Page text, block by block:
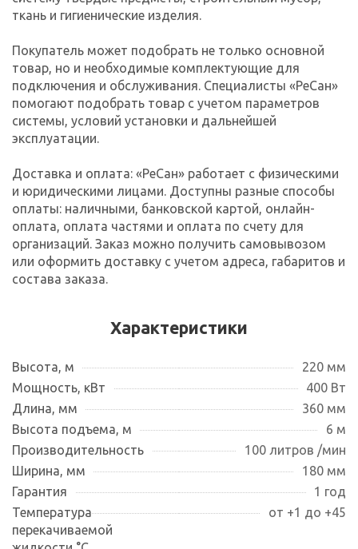
ткань и гигиенические изделия.
Покупатель может подобрать не только основной
товар, но и необходимые комплектующие для
подключения и обслуживания. Специалисты «РеСан»
помогают подобрать товар с учетом параметров
системы, условий установки и дальнейшей
эксплуатации.
Доставка и оплата: «РеСан» работает с физическими
и юридическими лицами. Доступны разные способы
оплаты: наличными, банковской картой, онлайн-
оплата, оплата частями и оплата по счету для
организаций. Заказ можно получить самовывозом
или оформить доставку с учетом адреса, габаритов и
состава заказа.
Характеристики
Высота, м
220 мм
Мощность, кВт
400 Вт
Длина, мм
360 мм
Высота подъема, м
6 м
Производительность
100 литров /мин
Ширина, мм
180 мм
Гарантия
1 год
Температура
перекачиваемой
от +1 до +45